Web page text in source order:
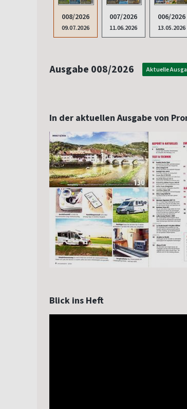
008/2026
09.07.2026
007/2026
11.06.2026
006/2026
13.05.2026
Ausgabe 008/2026 Aktuelle
In der aktuellen Ausgabe von
Blick ins Heft